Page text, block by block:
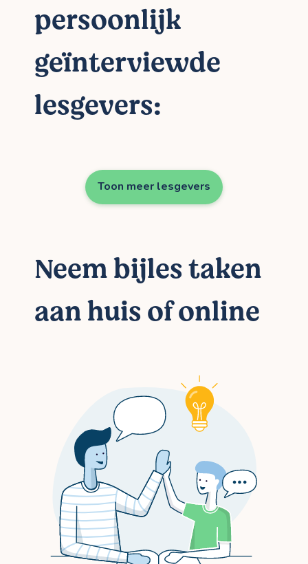
persoonlijk
geïnterviewde
lesgevers:
Toon meer lesgevers
Neem bijles taken
aan huis of online